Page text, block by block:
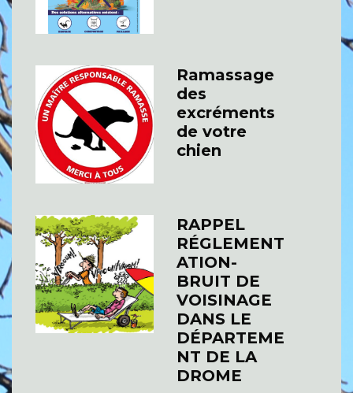
Ramassage
des
excréments
de votre
chien
RAPPEL
RÉGLEMENT
ATION-
BRUIT DE
VOISINAGE
DANS LE
DÉPARTEME
NT DE LA
DROME